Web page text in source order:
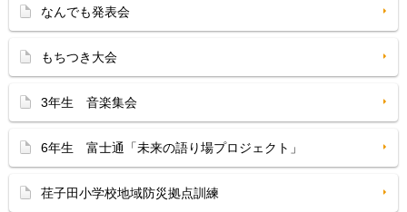
なんでも発表会
もちつき大会
3年生 音楽集会
6年生 富士通「未来の語り場プロジェクト」
荏子田小学校地域防災拠点訓練